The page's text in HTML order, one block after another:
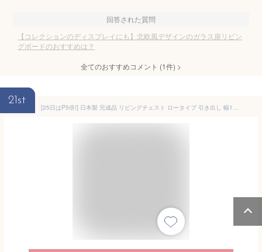
回答された質問
【コレクションのディスプレイにも】北欧風デザインのガラス扉リビン
グボードのおすすめは？
全てのおすすめコメント (1件) >
21st
[25日はP5倍!] 日本製 完成品 リビングチェスト ロータイプ 引き出し 幅105 木製 ローチェスト リビングボード おしゃれ 引き出し テレビ台 テレビボード 収納 ナチュラル ホワイト 140 北欧